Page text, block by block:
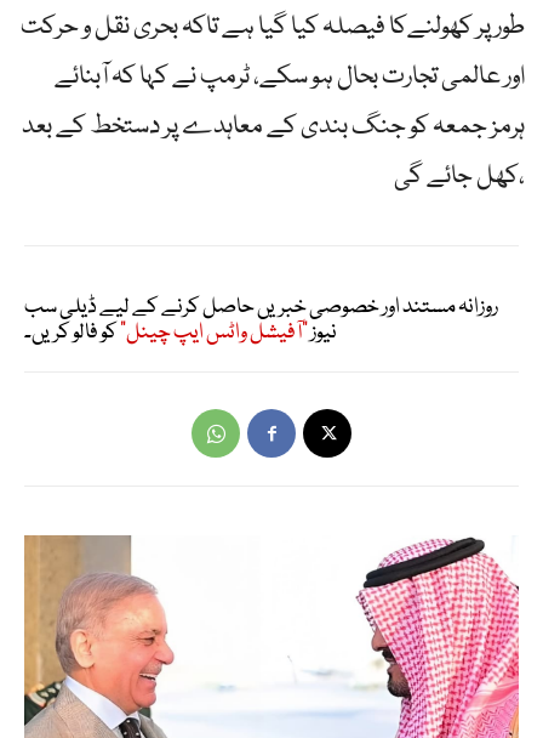
طور پر کھولنےکا فیصلہ کیا گیا ہے تاکہ بحری نقل و حرکت
اور عالمی تجارت بحال ہو سکے، ٹرمپ نے کہا کہ آبنائے
ہرمز جمعہ کو جنگ بندی کے معاہدے پر دستخط کے بعد
کھل جائے گی،
روزانہ مستند اور خصوصی خبریں حاصل کرنے کے لیے ڈیلی سب
نیوز"آفیشل واٹس ایپ چینل"کو فالو کریں۔